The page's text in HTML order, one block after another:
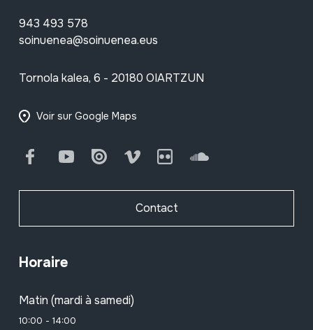
943 493 578
soinuenea@soinuenea.eus
Tornola kalea, 6 - 20180 OIARTZUN
Voir sur Google Maps
FacebookYoutube Issuu Vimeo Flickr SoundCloud
Contact
Horaire
Matin (mardi à samedi)
10:00 - 14:00